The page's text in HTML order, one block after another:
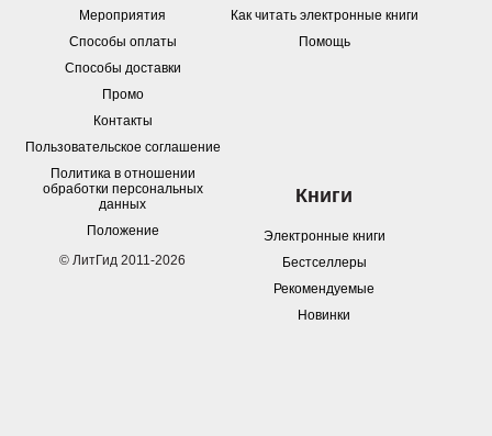
Мероприятия
Способы оплаты
Способы доставки
Промо
Контакты
Пользовательское соглашение
Политика в отношении
обработки персональных
данных
Положение
© ЛитГид 2011-2026
Как читать электронные книги
Помощь
Книги
Электронные книги
Бестселлеры
Рекомендуемые
Новинки